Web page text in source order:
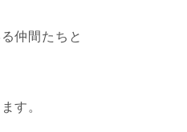
仲間たちと
す。